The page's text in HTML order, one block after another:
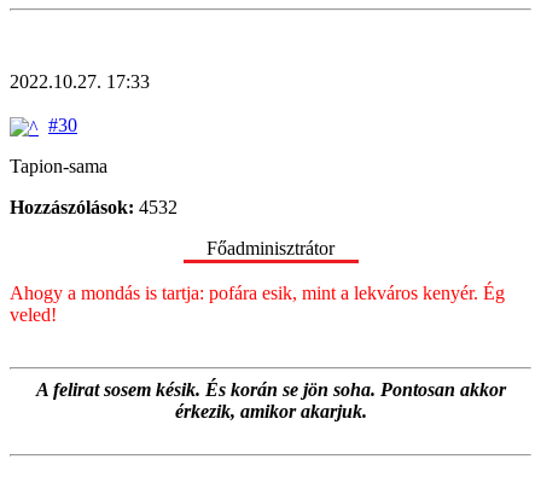
2022.10.27. 17:33
#30
Tapion-sama
Hozzászólások: 4532
Főadminisztrátor
Ahogy a mondás is tartja: pofára esik, mint a lekváros kenyér. Ég
veled!
A felirat sosem késik. És korán se jön soha. Pontosan akkor
érkezik, amikor akarjuk.